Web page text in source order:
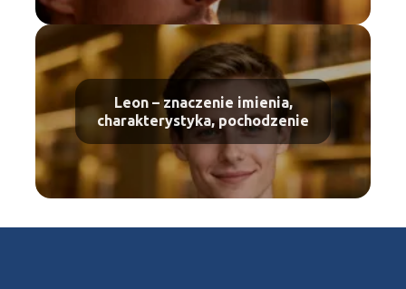
Leon – znaczenie imienia,
charakterystyka, pochodzenie